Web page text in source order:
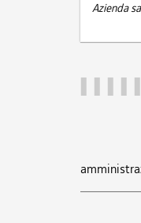
Azienda